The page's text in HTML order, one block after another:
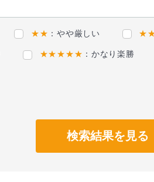
★★ ：やや厳しい
★★★★★ ：かなり楽勝
検索結果を見る